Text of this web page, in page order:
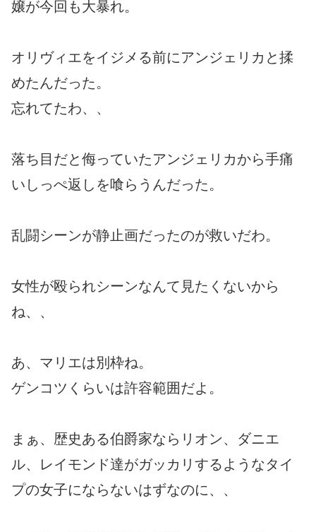
嬢が今回も大暴れ。
オリヴィエをイジメる前にアンジェリカと揉
めたんだった。
忘れてたわ、、
落ち目だと侮っていたアンジェリカから手痛
いしっぺ返しを喰らうんだった。
乱闘シーンが静止画だったのが救いだわ。
女性が殴られシーンなんて見たくないから
ね、、
あ、マリエは別枠ね。
ゲンコツくらいは許容範囲だよ。
まぁ、歴史ある伯爵家ならリオン、ダニエ
ル、レイモンド達がガッカリするようなタイ
プの女子にならないはずなのに、、